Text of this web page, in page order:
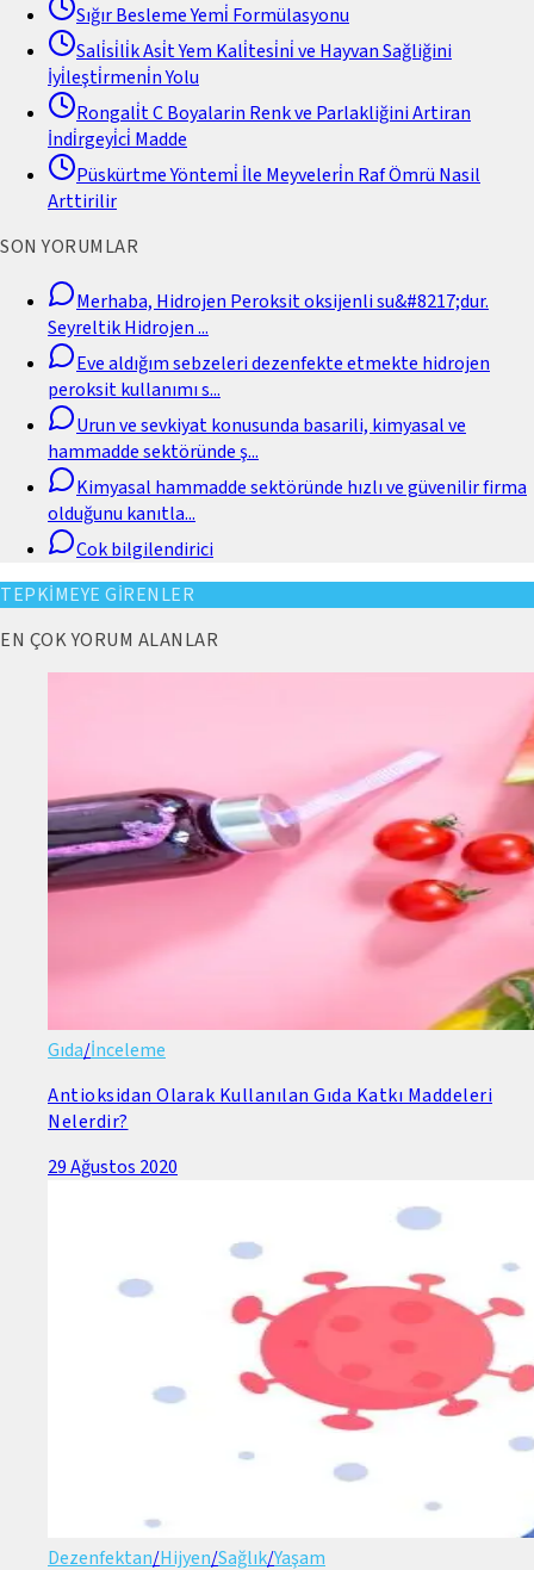
Sığır Besleme Yemi̇ Formülasyonu
Sali̇si̇li̇k Asi̇t Yem Kali̇tesi̇ni̇ ve Hayvan Sağliğini
İyi̇leşti̇rmeni̇n Yolu
Rongali̇t C Boyalarin Renk ve Parlakliğini Artiran
İndi̇rgeyi̇ci̇ Madde
Püskürtme Yöntemi̇ İle Meyveleri̇n Raf Ömrü Nasil
Arttirilir
SON YORUMLAR
Merhaba, Hidrojen Peroksit oksijenli su&#8217;dur.
Seyreltik Hidrojen...
Eve aldığım sebzeleri dezenfekte etmekte hidrojen
peroksit kullanımı s...
Urun ve sevkiyat konusunda basarili, kimyasal ve
hammadde sektöründe ş...
Kimyasal hammadde sektöründe hızlı ve güvenilir firma
olduğunu kanıtla...
Cok bilgilendirici
TEPKİMEYE GİRENLER
EN ÇOK YORUM ALANLAR
Gıda/İnceleme
Antioksidan Olarak Kullanılan Gıda Katkı Maddeleri
Nelerdir?
29 Ağustos 2020
Dezenfektan/Hijyen/Sağlık/Yaşam